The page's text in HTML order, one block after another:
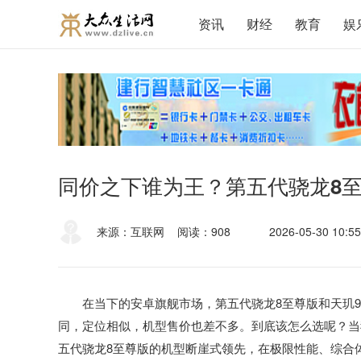
资讯 财经 教育 娱
同价之下谁为王？第五代骁龙8
来源：互联网 阅读：908 2026-05-30
在当下的安卓旗舰市场，第五代骁龙8至尊版和天
同，定位相似，机型售价也差不多。到底该怎么选呢？
五代骁龙8至尊版的机型断崖式领先，在极限性能、综